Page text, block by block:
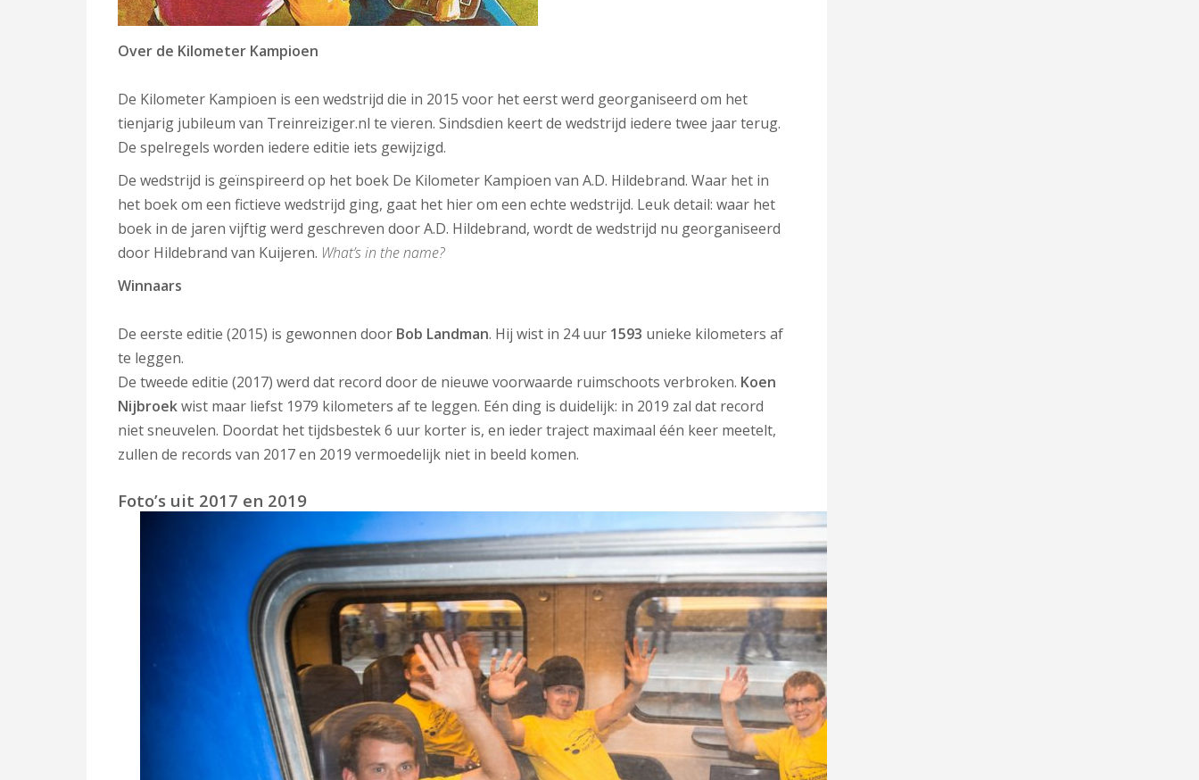
Over de Kilometer Kampioen
De Kilometer Kampioen is een wedstrijd die in 2015 voor het eerst werd georganiseerd om het
tienjarig jubileum van Treinreiziger.nl te vieren. Sindsdien keert de wedstrijd iedere twee jaar terug.
De spelregels worden iedere editie iets gewijzigd.
De wedstrijd is geïnspireerd op het boek De Kilometer Kampioen van A.D. Hildebrand. Waar het in
het boek om een fictieve wedstrijd ging, gaat het hier om een echte wedstrijd. Leuk detail: waar het
boek in de jaren vijftig werd geschreven door A.D. Hildebrand, wordt de wedstrijd nu georganiseerd
door Hildebrand van Kuijeren. What’s in the name?
Winnaars
De eerste editie (2015) is gewonnen door Bob Landman. Hij wist in 24 uur 1593 unieke kilometers af
te leggen.
De tweede editie (2017) werd dat record door de nieuwe voorwaarde ruimschoots verbroken. Koen
Nijbroekwist maar liefst 1979 kilometers af te leggen. Eén ding is duidelijk: in 2019 zal dat record
niet sneuvelen. Doordat het tijdsbestek 6 uur korter is, en ieder traject maximaal één keer meetelt,
zullen de records van 2017 en 2019 vermoedelijk niet in beeld komen.
Foto’s uit 2017 en 2019